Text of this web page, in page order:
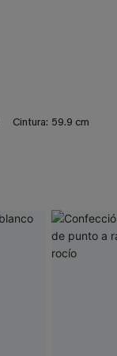
Cintura: 59.9 cm